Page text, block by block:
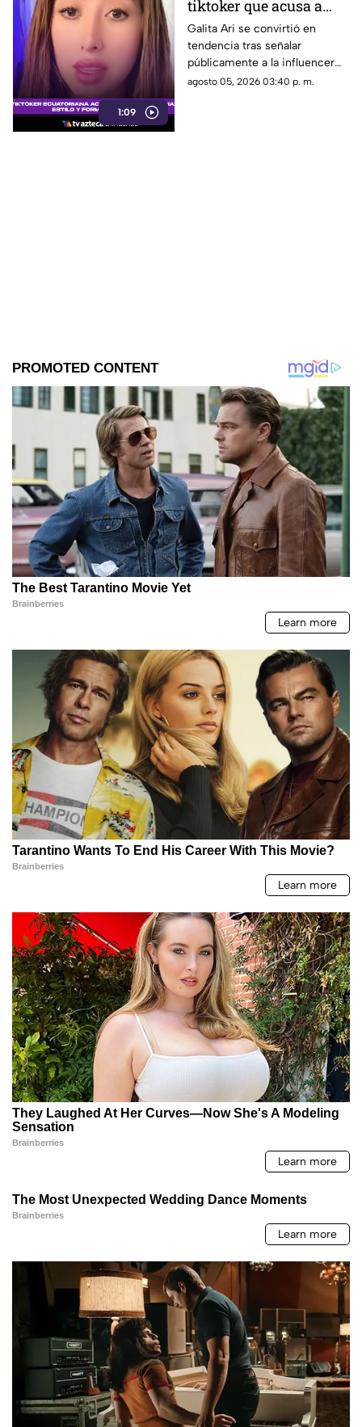
1:09
tiktoker que acusa a
Roro de copiar su
contenido y
personalidad
Galita Ari se convirtió en
tendencia tras señalar
públicamente a la influencer
española Roro por un presunto
agosto 05, 2026 03:40 p. m.